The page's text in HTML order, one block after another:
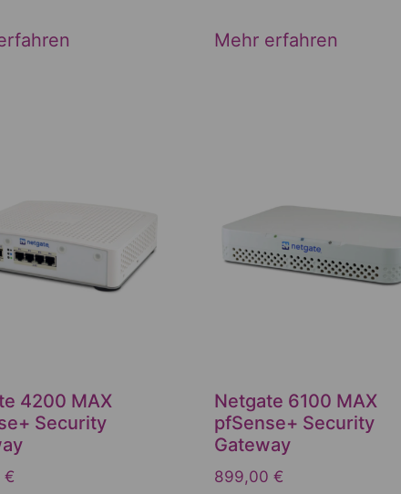
Mehr erfahren
4200 MAX
Security
€
Netgate 6100 MAX
pfSense+ Security
Gateway
899,00€